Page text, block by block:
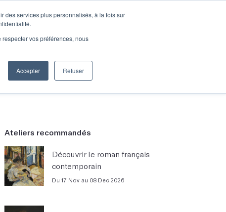
des services plus personnalisés, à la fois sur
vos préférences, nous
Accepter Refuser
connecter Je découvre les ateliers
Entreprises
Ateliers recommandés
Découvrir le roman français
contemporain
Du 17 Nov au 08 Dec 2026